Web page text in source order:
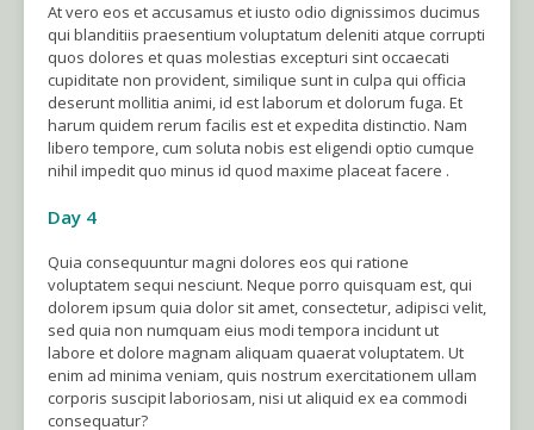
At vero eos et accusamus et iusto odio dignissimos ducimus
qui blanditiis praesentium voluptatum deleniti atque corrupti
quos dolores et quas molestias excepturi sint occaecati
cupiditate non provident, similique sunt in culpa qui officia
deserunt mollitia animi, id est laborum et dolorum fuga. Et
harum quidem rerum facilis est et expedita distinctio. Nam
libero tempore, cum soluta nobis est eligendi optio cumque
nihil impedit quo minus id quod maxime placeat facere .
Day 4
Quia consequuntur magni dolores eos qui ratione
voluptatem sequi nesciunt. Neque porro quisquam est, qui
dolorem ipsum quia dolor sit amet, consectetur, adipisci velit,
sed quia non numquam eius modi tempora incidunt ut
labore et dolore magnam aliquam quaerat voluptatem. Ut
enim ad minima veniam, quis nostrum exercitationem ullam
corporis suscipit laboriosam, nisi ut aliquid ex ea commodi
consequatur?